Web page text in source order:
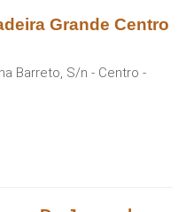
Grande Centro
Barreto, S/n - Centro -